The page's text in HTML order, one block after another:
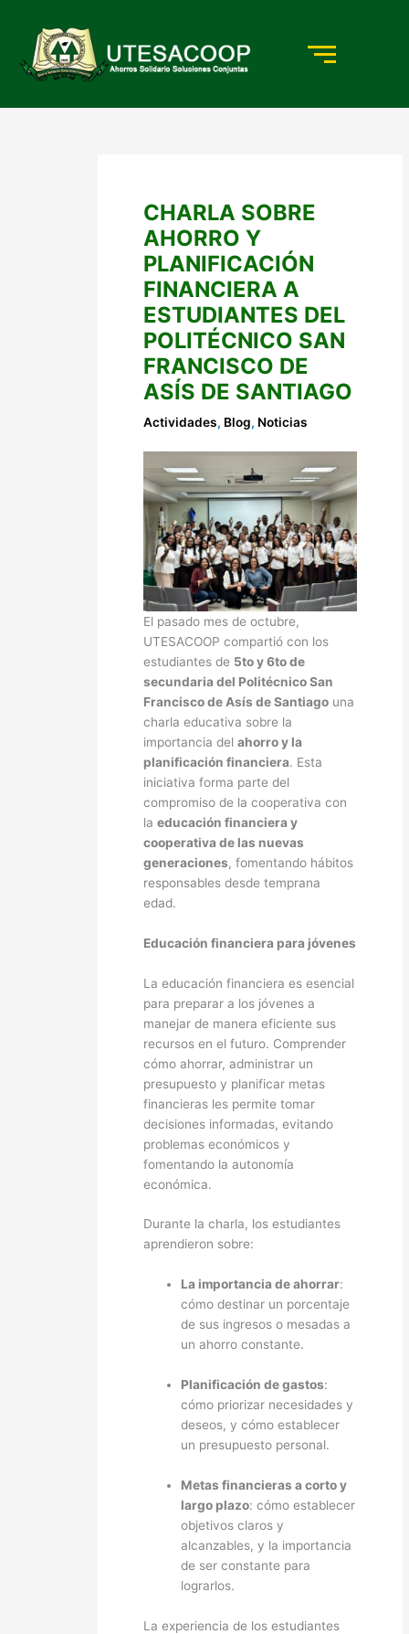
contenido
CHARLA SOBRE
AHORRO Y
PLANIFICACIÓN
FINANCIERA A
ESTUDIANTES DEL
POLITÉCNICO SAN
FRANCISCO DE
ASÍS DE SANTIAGO
Actividades, Blog, Noticias
El pasado mes de octubre,
UTESACOOP compartió con los
estudiantes de 5to y 6to de
secundaria del Politécnico San
Francisco de Asís de Santiago una
charla educativa sobre la
importancia delahorro y la
planificación financiera. Esta
iniciativa forma parte del
compromiso de la cooperativa con
laeducación financiera y
cooperativa de las nuevas
generaciones, fomentando hábitos
responsables desde temprana
edad.
Educación financiera para jóvenes
La educación financiera es esencial
para preparar a los jóvenes a
manejar de manera eficiente sus
recursos en el futuro. Comprender
cómo ahorrar, administrar un
presupuesto y planificar metas
financieras les permite tomar
decisiones informadas, evitando
problemas económicos y
fomentando la autonomía
económica.
Durante la charla, los estudiantes
aprendieron sobre:
La importancia de ahorrar:
cómo destinar un porcentaje
de sus ingresos o mesadas a
un ahorro constante.
Planificación de gastos:
cómo priorizar necesidades y
deseos, y cómo establecer
un presupuesto personal.
Metas financieras a corto y
largo plazo: cómo establecer
objetivos claros y
alcanzables, y la importancia
de ser constante para
lograrlos.
La experiencia de los estudiantes